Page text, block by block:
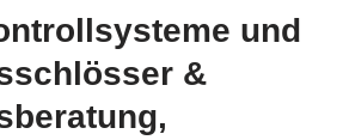
und
&